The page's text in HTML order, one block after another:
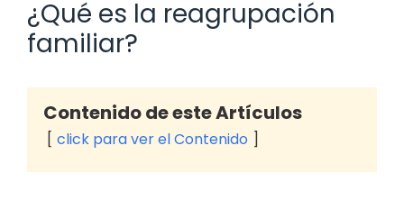
¿Qué es la reagrupación
familiar?
Contenido de este Artículos
click para ver el Contenido